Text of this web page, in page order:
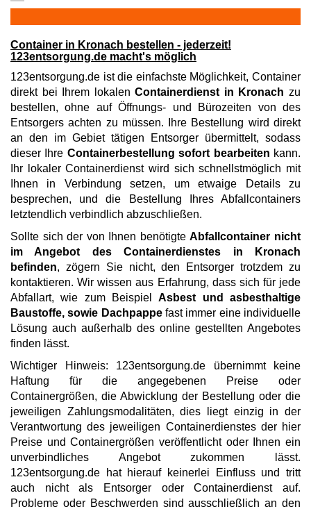
Container in Kronach bestellen - jederzeit!
123entsorgung.de macht's möglich
123entsorgung.de ist die einfachste Möglichkeit, Container
direkt bei Ihrem lokalenContainerdienst in Kronach zu
bestellen, ohne auf Öffnungs- und Bürozeiten von des
Entsorgers achten zu müssen. Ihre Bestellung wird direkt
an den im Gebiet tätigen Entsorger übermittelt, sodass
dieser Ihre Containerbestellung sofort bearbeiten kann.
Ihr lokaler Containerdienst wird sich schnellstmöglich mit
Ihnen in Verbindung setzen, um etwaige Details zu
besprechen, und die Bestellung Ihres Abfallcontainers
letztendlich verbindlich abzuschließen.
Sollte sich der von Ihnen benötigteAbfallcontainer nicht
im Angebot des Containerdienstes in Kronach
befinden, zögern Sie nicht, den Entsorger trotzdem zu
kontaktieren. Wir wissen aus Erfahrung, dass sich für jede
Abfallart, wie zum BeispielAsbest und asbesthaltige
Baustoffe, sowie Dachpappefast immer eine individuelle
Lösung auch außerhalb des online gestellten Angebotes
finden lässt.
Wichtiger Hinweis: 123entsorgung.de übernimmt keine
Haftung für die angegebenen Preise oder
Containergrößen, die Abwicklung der Bestellung oder die
jeweiligen Zahlungsmodalitäten, dies liegt einzig in der
Verantwortung des jeweiligen Containerdienstes der hier
Preise und Containergrößen veröffentlicht oder Ihnen ein
unverbindliches Angebot zukommen lässt.
123entsorgung.de hat hierauf keinerlei Einfluss und tritt
auch nicht als Entsorger oder Containerdienst auf.
Probleme oder Beschwerden sind ausschließlich an den